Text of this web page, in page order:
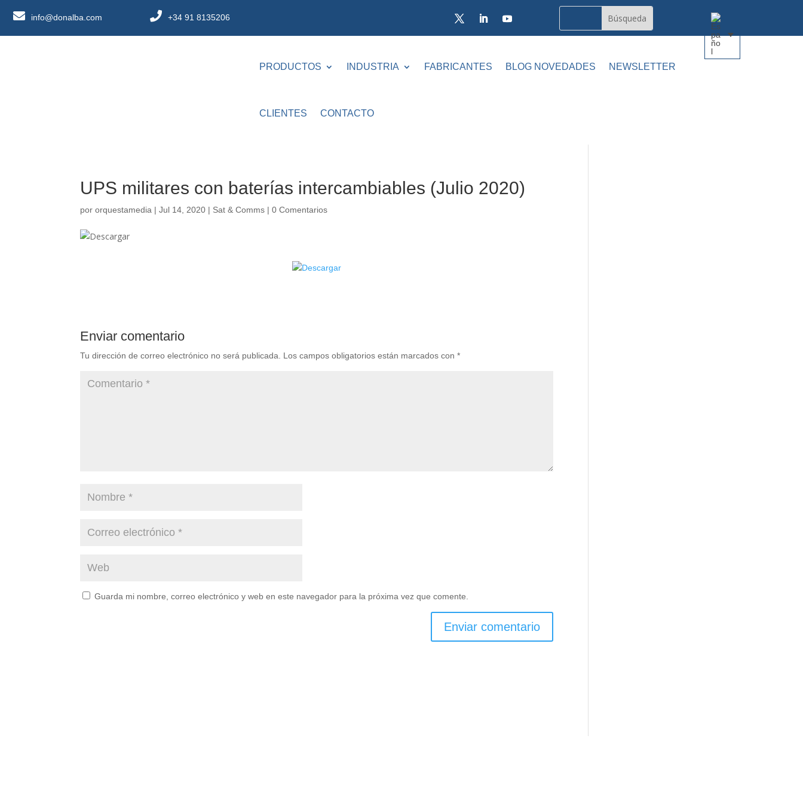
info@donalba.com +34 91 8135206
PRODUCTOS INDUSTRIA FABRICANTES BLOG NOVEDADES NEWSLETTER
CLIENTES CONTACTO
UPS militares con baterías intercambiables (Julio 2020)
pororquestamedia |Jul 14, 2020 | Sat & Comms |0 Comentarios
Enviar comentario
Tu dirección de correo electrónico no será publicada. Los campos obligatorios están marcados con*
Guarda mi nombre, correo electrónico y web en este navegador para la próxima vez que comente.